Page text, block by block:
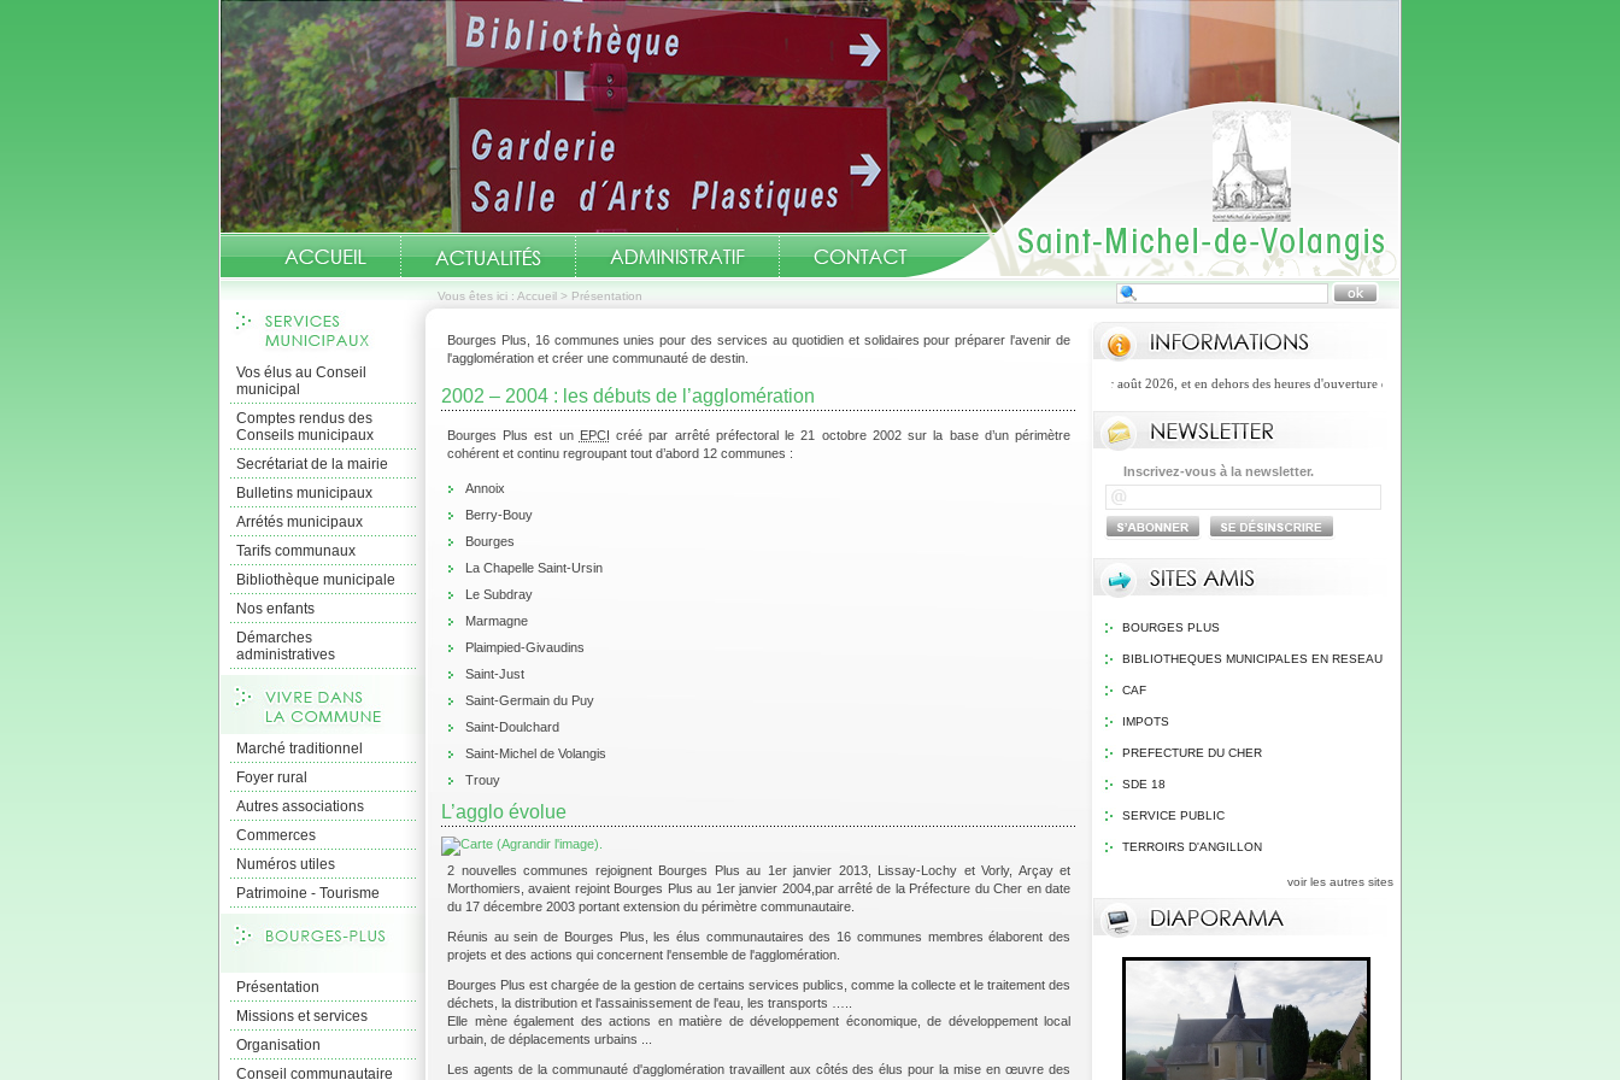
Vous êtes ici : Accueil > Présentation
Vos élus au Conseil
municipal
Comptes rendus des
Conseils municipaux
Secrétariat de la mairie
Bulletins municipaux
Arrétés municipaux
Tarifs communaux
Bibliothèque municipale
Nos enfants
Démarches
administratives
Marché traditionnel
Foyer rural
Autres associations
Commerces
Numéros utiles
Patrimoine - Tourisme
Présentation
Missions et services
Organisation
Conseil communautaire
Bourges Plus, 16 communes unies pour des services au quotidien et solidaires pour préparer l'avenir de
l'agglomération et créer une communauté de destin.
2002 – 2004 : les débuts de l’agglomération
Bourges Plus est un EPCI créé par arrêté préfectoral le 21 octobre 2002 sur la base d’un périmètre
cohérent et continu regroupant tout d’abord 12 communes :
Annoix
Berry-Bouy
Bourges
La Chapelle Saint-Ursin
Le Subdray
Marmagne
Plaimpied-Givaudins
Saint-Just
Saint-Germain du Puy
Saint-Doulchard
Saint-Michel de Volangis
Trouy
L’agglo évolue
2 nouvelles communes rejoignent Bourges Plus au 1er janvier 2013, Lissay-Lochy et Vorly, Arçay et
Morthomiers, avaient rejoint Bourges Plus au 1er janvier 2004,par arrêté de la Préfecture du Cher en date
du 17 décembre 2003 portant extension du périmètre communautaire.
Réunis au sein de Bourges Plus, les élus communautaires des 16 communes membres élaborent des
projets et des actions qui concernent l'ensemble de l'agglomération.
Bourges Plus est chargée de la gestion de certains services publics, comme la collecte et le traitement des
déchets, la distribution et l'assainissement de l'eau, les transports …..
Elle mène également des actions en matière de développement économique, de développement local
urbain, de déplacements urbains ...
Les agents de la communauté d'agglomération travaillent aux côtés des élus pour la mise en œuvre des
A compter du 1er août 2026, et en dehors des heures d'ouverture de la mairie, vous pourrez joindre le
Inscrivez-vous à la newsletter.
BOURGES PLUS
BIBLIOTHEQUES MUNICIPALES EN RESEAU
CAF
IMPOTS
PREFECTURE DU CHER
SDE 18
SERVICE PUBLIC
TERROIRS D'ANGILLON
voir les autres sites